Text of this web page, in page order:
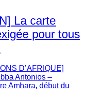
La carte
pour tous